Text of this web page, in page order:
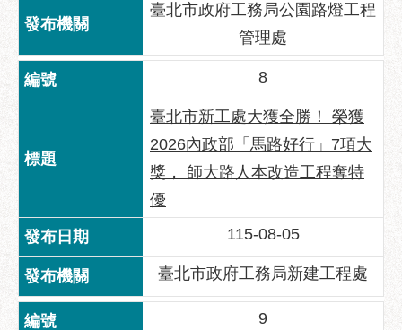
通
台
北
服
問
答
雙
語
詞
臺北市政府工務局公園路燈工程
管理處
8
臺北市新工處大獲全勝！ 榮獲
2026內政部「馬路好行」7項大
獎， 師大路人本改造工程奪特
優
115-08-05
臺北市政府工務局新建工程處
9